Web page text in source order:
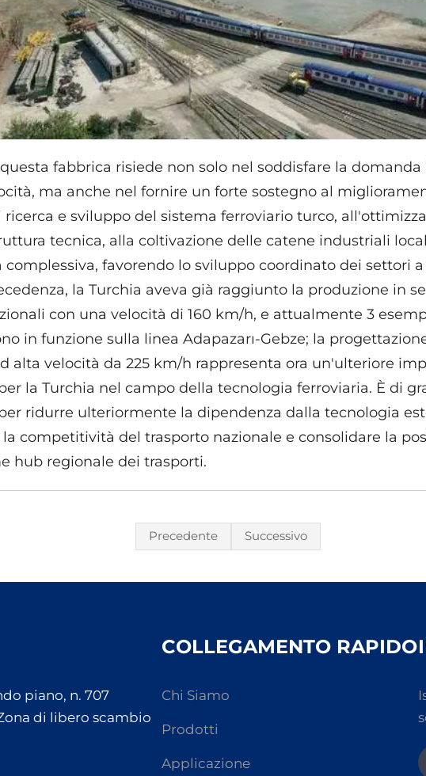
fabbrica risiede non solo nel soddisfare la
ma anche nel fornire un forte sostegno al
ricerca e sviluppo del sistema ferroviario turco,
tecnica, alla coltivazione delle catene industriali
complessiva, favorendo lo sviluppo coordinato dei settori
la Turchia aveva già raggiunto la produzione in
con una velocità di 160 km/h, e attualmente 3
in funzione sulla linea Adapazarı-Gebze; la
alta velocità da 225 km/h rappresenta ora un'ulteriore
la Turchia nel campo della tecnologia ferroviaria. È di
ridurre ulteriormente la dipendenza dalla tecnologia
competitività del trasporto nazionale e consolidare la
hub regionale dei trasporti.
Precedente Successivo
piano, n. 707
di libero scambio
COLLEGAMENTO RAPIDO
Chi Siamo
Prodotti
Applicazione